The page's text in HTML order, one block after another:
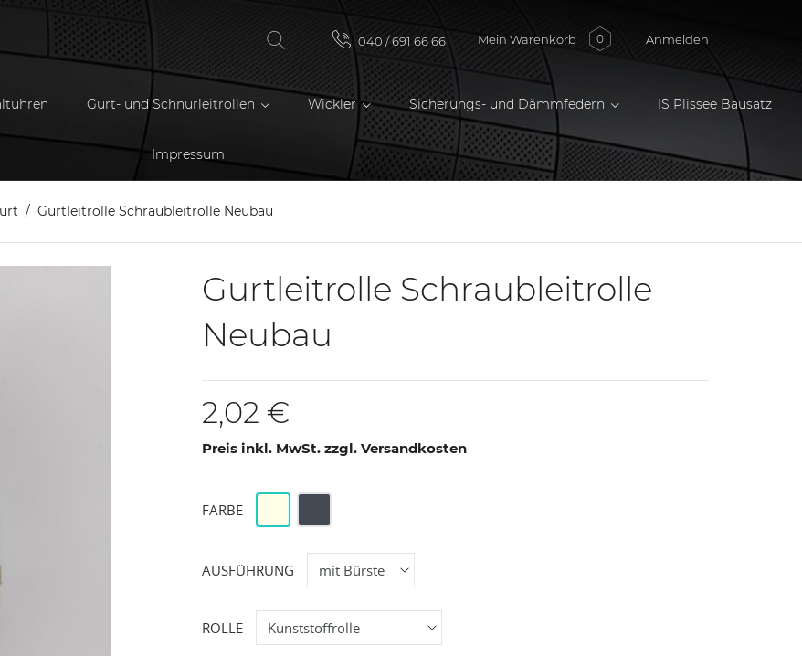
040 / 691 66 66 Mein Warenkorb 0 Anmelden
Gurt- und Schnurleitrollen Wickler Sicherungs- und Dämmfedern IS Plissee Bausatz
Impressum
Gurtleitrolle Schraubleitrolle Neubau
Gurtleitrolle Schraubleitrolle
Neubau
2,02 €
Preis inkl. MwSt. zzgl. Versandkosten
FARBE
AUSFÜHRUNG
ROLLE